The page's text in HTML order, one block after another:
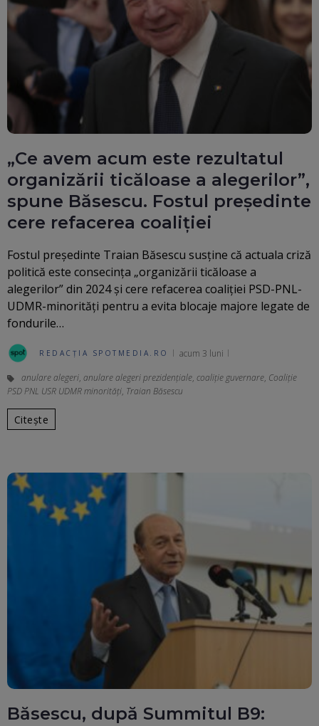
„Ce avem acum este rezultatul
organizării ticăloase a alegerilor”,
spune Băsescu. Fostul președinte
cere refacerea coaliției
Fostul președinte Traian Băsescu susține că actuala criză
politică este consecința „organizării ticăloase a
alegerilor” din 2024 și cere refacerea coaliției PSD-PNL-
UDMR-minorități pentru a evita blocaje majore legate de
fondurile…
REDACȚIA SPOTMEDIA.RO acum 3 luni
anulare alegeri, anulare alegeri prezidențiale, coaliție guvernare, Coaliție
PSD PNL USR UDMR minorități, Traian Băsescu
Citește
Băsescu, după Summitul B9: